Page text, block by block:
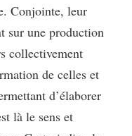
Conjointe, leur
sur une production
collectivement
de celles et
d’élaborer
là le sens et